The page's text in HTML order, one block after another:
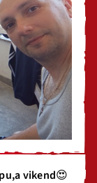
vikend😍